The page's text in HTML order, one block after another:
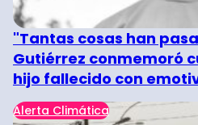
"Tantas cosas han
Gutiérrez conmemoró
hijo fallecido con
Alerta Climática